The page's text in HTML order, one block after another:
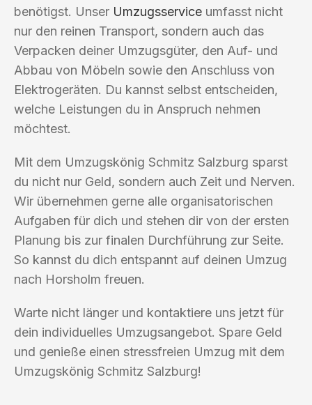
benötigst. Unser Umzugsservice umfasst nicht
nur den reinen Transport, sondern auch das
Verpacken deiner Umzugsgüter, den Auf- und
Abbau von Möbeln sowie den Anschluss von
Elektrogeräten. Du kannst selbst entscheiden,
welche Leistungen du in Anspruch nehmen
möchtest.
Mit dem Umzugskönig Schmitz Salzburg sparst
du nicht nur Geld, sondern auch Zeit und Nerven.
Wir übernehmen gerne alle organisatorischen
Aufgaben für dich und stehen dir von der ersten
Planung bis zur finalen Durchführung zur Seite.
So kannst du dich entspannt auf deinen Umzug
nach Horsholm freuen.
Warte nicht länger und kontaktiere uns jetzt für
dein individuelles Umzugsangebot. Spare Geld
und genieße einen stressfreien Umzug mit dem
Umzugskönig Schmitz Salzburg!